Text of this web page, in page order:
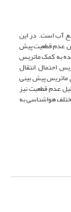
آب است. در این
عدم قطعیت پیش
به کمک ماتریس
احتمال انتقال
ماتریس پیش بینی
عدم قطعیت نیز
هواشناسی به